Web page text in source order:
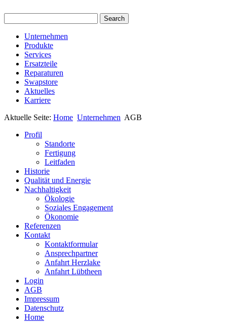
Unternehmen
Produkte
Services
Ersatzteile
Reparaturen
Swapstore
Aktuelles
Karriere
Aktuelle Seite: Home Unternehmen AGB
Profil
Standorte
Fertigung
Leitfaden
Historie
Qualität und Energie
Nachhaltigkeit
Ökologie
Soziales Engagement
Ökonomie
Referenzen
Kontakt
Kontaktformular
Ansprechpartner
Anfahrt Herzlake
Anfahrt Lübtheen
Login
AGB
Impressum
Datenschutz
Home